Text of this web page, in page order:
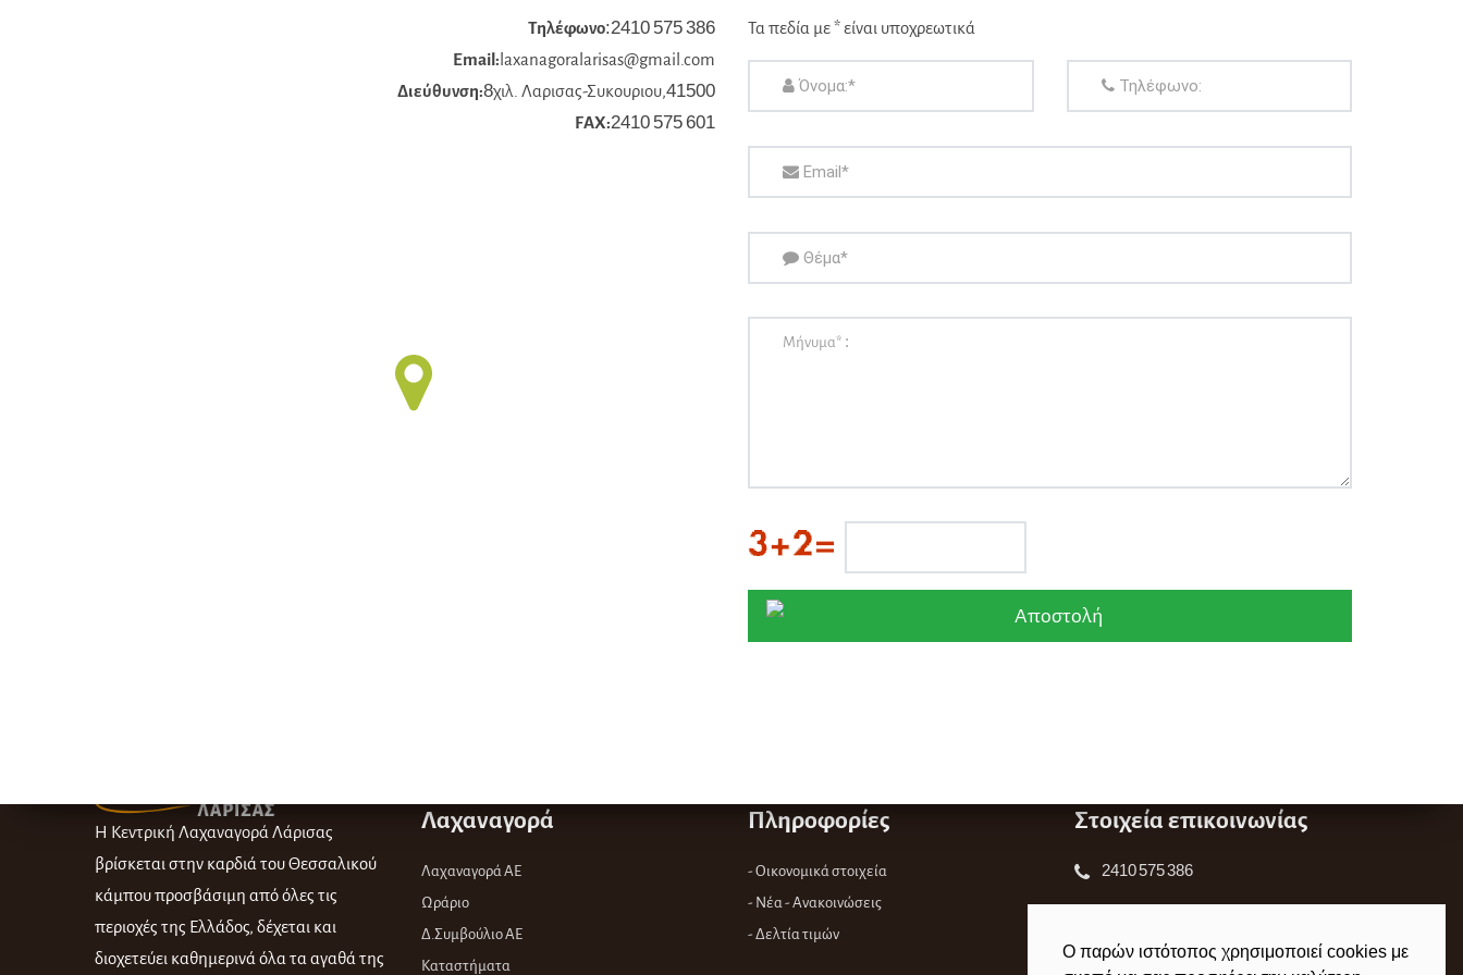
Ο παρών ιστότοπος χρησιμοποιεί cookies με
Τηλέφωνο:2410 575 386
Email: laxanagoralarisas@gmail.com
Διεύθυνση:8χιλ. Λαρισας-Συκουριου,41500
FAX:2410 575 601
Τα πεδία με * είναι υποχρεωτικά
Η Κεντρική Λαχαναγορά Λάρισας
βρίσκεται στην καρδιά του Θεσσαλικού
κάμπου προσβάσιμη από όλες τις
περιοχές της Ελλάδος, δέχεται και
διοχετεύει καθημερινά όλα τα αγαθά της
Λαχαναγορά
Λαχαναγορά ΑΕ
Ωράριο
Δ.Συμβούλιο ΑΕ
Καταστήματα
Πληροφορίες
- Οικονομικά στοιχεία
- Νέα - Ανακοινώσεις
- Δελτία τιμών
Στοιχεία επικοινωνίας
2410 575 386
8χιλ. Λαρισας-Συκουριου,41500